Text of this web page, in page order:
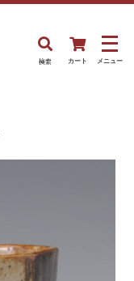
検索 カート メニュー